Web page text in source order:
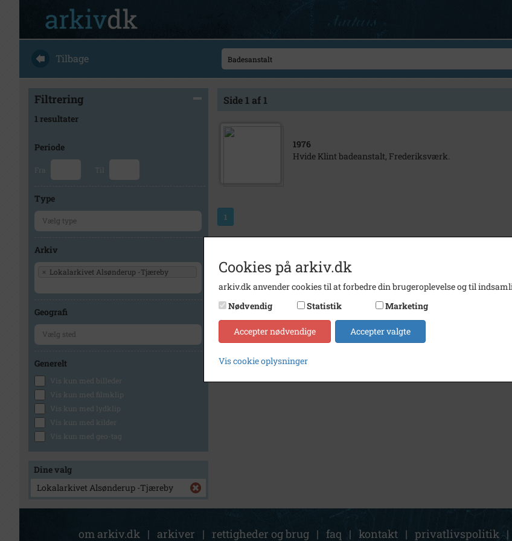
Tilbage
Filtrering
1 resultater
Periode
Fra Til
Type
Arkiv
× Lokalarkivet Alsønderup -Tjæreby
Geografi
Generelt
Vis kun med billeder
Vis kun med filmklip
Vis kun med lydklip
Vis kun med kilder
Vis kun med geo-tag
Dine valg
Lokalarkivet Alsønderup -Tjæreby
Side 1 af 1
1976
Hvide Klint badeanstalt, Frederiksværk.
1
om arkiv.dk | arkiver | rettigheder og brug | faq | kontakt | privatlivspolitik |
Cookies på arkiv.dk
arkiv.dk anvender cookies til at forbedre din brugeroplevelse og til
Nødvendig
Statistik Marketing
Accepter nødvendige Accepter valgte
Vis cookie oplysninger